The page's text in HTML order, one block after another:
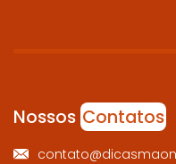
Nossos Contatos